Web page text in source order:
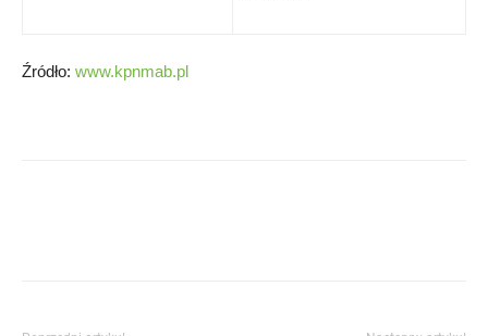
Źródło: www.kpnmab.pl